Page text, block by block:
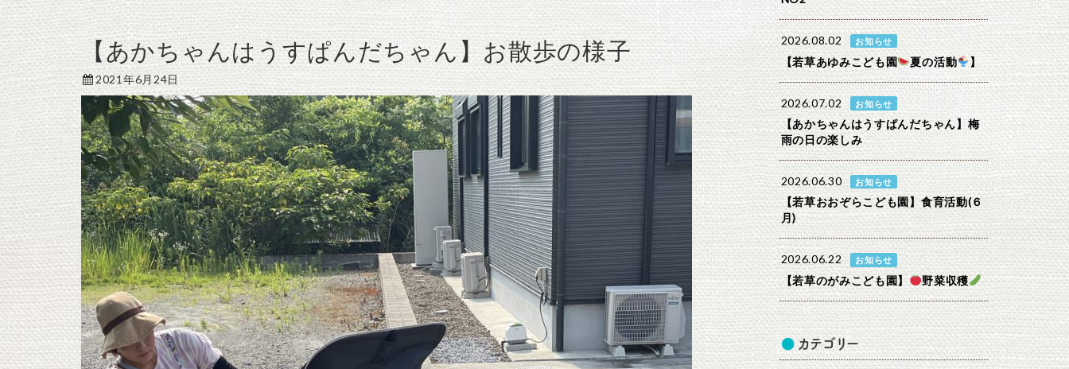
【あかちゃんはうすぱんだちゃん】お散歩の様子
2021年6月24日
2026.08.02 お知らせ
【若草あゆみこども園 夏の活動 】
2026.07.02 お知らせ
【あかちゃんはうすぱんだちゃん】梅
雨の日の楽しみ
2026.06.30 お知らせ
【若草おおぞらこども園】食育活動(６
月)
2026.06.22 お知らせ
【若草のがみこども園】 野菜収穫
カテゴリー